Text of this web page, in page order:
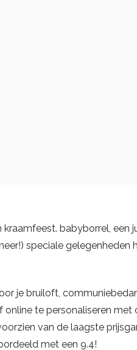
babyborrel, een
speciale gelegenheden
je bruiloft,
te personaliseren met
van de laagste
met een 9.4!